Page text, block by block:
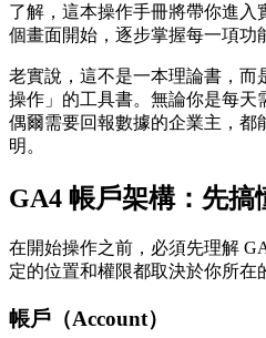
了解，這本操作手冊將帶你進
個畫面開始，逐步掌握每一項功
老實說，這不是一本理論書，而
操作」的工具書。無論你是每天
偶爾需要回報數據的企業主，都
明。
GA4 帳戶架構：先搞
在開始操作之前，必須先理解
定的位置和權限都取決於你所在
帳戶（Account）